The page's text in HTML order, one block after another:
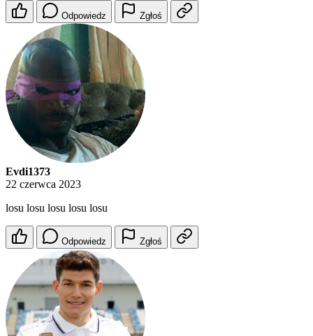
Odpowiedz Zgłoś
Evdi1373
22 czerwca 2023
losu losu losu losu losu
Odpowiedz Zgłoś